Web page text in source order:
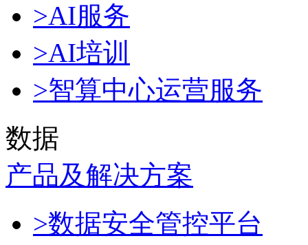
>AI服务
>AI培训
>智算中心运营服务
数据
产品及解决方案
>数据安全管控平台